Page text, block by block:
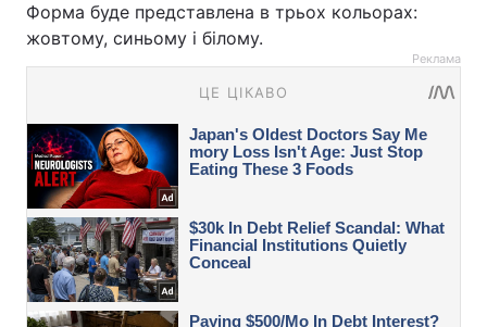
Форма буде представлена в трьох кольорах:
жовтому, синьому і білому.
Реклама